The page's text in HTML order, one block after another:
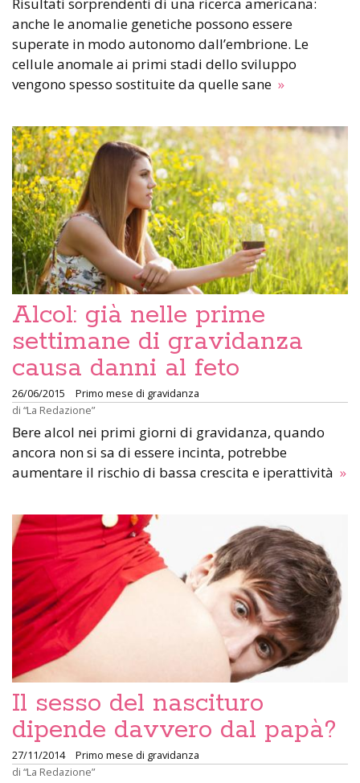
anche le anomalie genetiche possono essere
superate in modo autonomo dall’embrione. Le
cellule anomale ai primi stadi dello sviluppo
vengono spesso sostituite da quelle sane »
Alcol: già nelle prime
settimane di gravidanza
causa danni al feto
26/06/2015
Primo mese di gravidanza
di “La Redazione”
Bere alcol nei primi giorni di gravidanza, quando
ancora non si sa di essere incinta, potrebbe
aumentare il rischio di bassa crescita e iperattività »
Il sesso del nascituro
dipende davvero dal papà?
27/11/2014
Primo mese di gravidanza
di “La Redazione”